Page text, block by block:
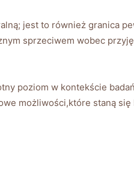
jest to również granica
sprzeciwem wobec
poziom w kontekście
możliwości,które staną